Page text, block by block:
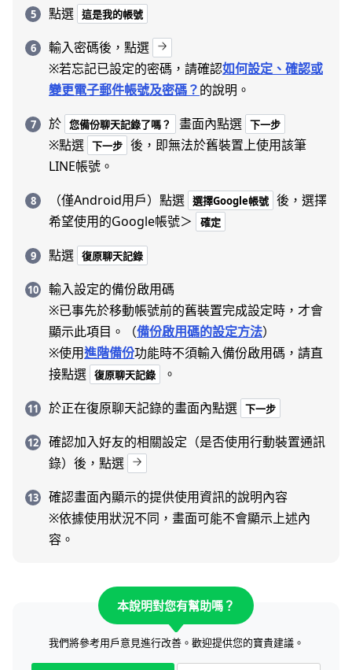
點選 這是我的帳號
輸入密碼後，點選
※若忘記已設定的密碼，請確認如何設定、確認或
變更電子郵件帳號及密碼？的說明。
於 您備份聊天記錄了嗎？ 畫面內點選 下一步
※點選 下一步 後，即無法於舊裝置上使用該筆
LINE帳號。
（僅Android用戶）點選 選擇Google帳號 後，選擇
希望使用的Google帳號＞
確定
點選 復原聊天記錄
輸入設定的備份啟用碼
※已事先於移動帳號前的舊裝置完成設定時，才會
顯示此項目。（備份啟用碼的設定方法）
※使用進階備份功能時不須輸入備份啟用碼，請直
接點選 復原聊天記錄
。
於正在復原聊天記錄的畫面內點選 下一步
確認加入好友的相關設定（是否使用行動裝置通訊
錄）後，點選
確認畫面內顯示的提供使用資訊的說明內容
※依據使用狀況不同，畫面可能不會顯示上述內
容。
本說明對您有幫助嗎？
我們將參考用戶意見進行改善。歡迎提供您的寶貴建議。